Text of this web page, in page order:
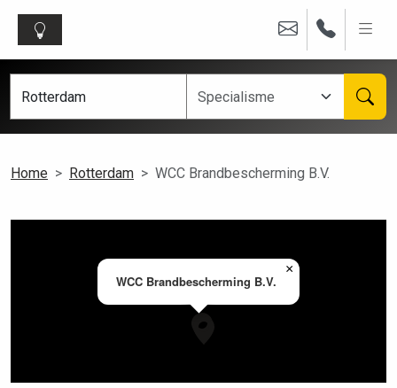
Home Rotterdam WCC Brandbescherming B.V.
WCC Brandbescherming B.V.
×